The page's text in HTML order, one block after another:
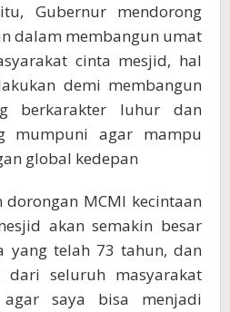
Gubernur mendorong
dalam membangun umat
cinta mesjid, hal
demi membangun
berkarakter luhur dan
mumpuni agar mampu
global kedepan
dorongan MCMI kecintaan
akan semakin besar
yang telah 73 tahun, dan
dari seluruh masyarakat
saya bisa menjadi